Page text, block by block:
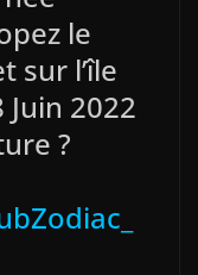
le
sur l’île
Juin 2022
?